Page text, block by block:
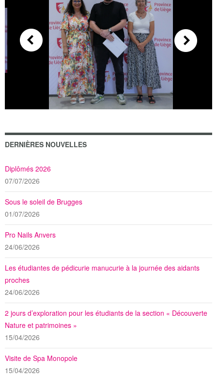
DERNIÈRES NOUVELLES
Diplômés 2026
07/07/2026
Sous le soleil de Brugges
01/07/2026
Pro Nails Anvers
24/06/2026
Les étudiantes de pédicurie manucurie à la journée des aidants
proches
24/06/2026
2 jours d’exploration pour les étudiants de la section « Découverte
Nature et patrimoines »
15/04/2026
Visite de Spa Monopole
15/04/2026